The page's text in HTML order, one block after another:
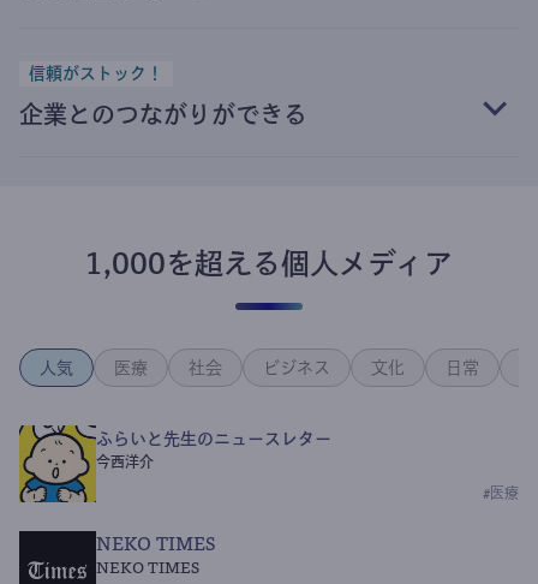
信頼がストック！
企業とのつながりができる
1,000を超える個人メディア
人気 医療 社会 ビジネス 文化 日常
ふらいと先生のニュースレター
今西洋介
# 医療
NEKO TIMES
NEKO TIMES